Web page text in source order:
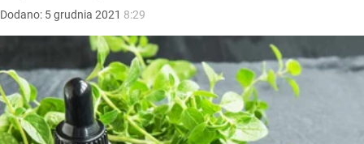
Dodano: 5grudnia 2021 8:29